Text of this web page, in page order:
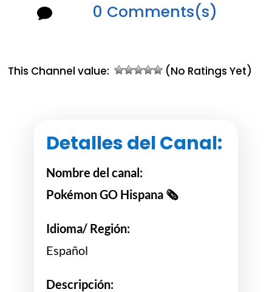
 0 Comments(s)
This Channel value: (No Ratings Yet)
Detalles del Canal:
Nombre del canal:
Pokémon GO Hispana 🗞
Idioma/ Región:
Español
Descripción: